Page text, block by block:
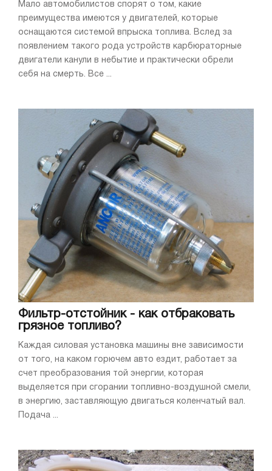
Мало автомобилистов спорят о том, какие
преимущества имеются у двигателей, которые
оснащаются системой впрыска топлива. Вслед за
появлением такого рода устройств карбюраторные
двигатели канули в небытие и практически обрели
себя на смерть. Все ...
Фильтр-отстойник - как отбраковать
грязное топливо?
Каждая силовая установка машины вне зависимости
от того, на каком горючем авто ездит, работает за
счет преобразования той энергии, которая
выделяется при сгорании топливно-воздушной смели,
в энергию, заставляющую двигаться коленчатый вал.
Подача ...